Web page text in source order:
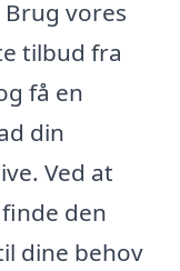
vores
tilbud fra
få en
din
Ved at
den
dine behov